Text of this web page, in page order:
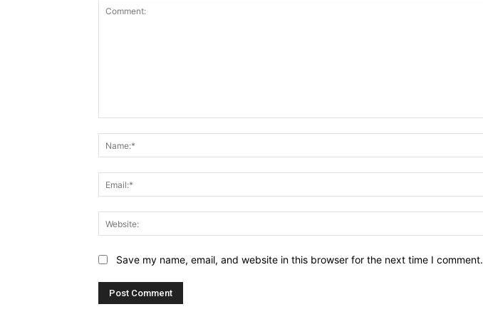
Save my name, email, and website in this browser for the next time I comment.